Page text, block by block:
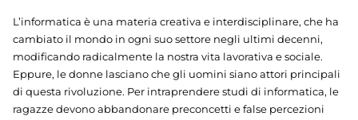
L’informatica è una materia creativa e interdisciplinare, che ha
cambiato il mondo in ogni suo settore negli ultimi decenni,
modificando radicalmente la nostra vita lavorativa e sociale.
Eppure, le donne lasciano che gli uomini siano attori principali
di questa rivoluzione. Per intraprendere studi di informatica, le
ragazze devono abbandonare preconcetti e false percezioni